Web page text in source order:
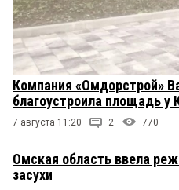
Компания «Омдорстрой»
благоустроила площадь
7 августа 11:20 2 770
Омская область ввела
засухи